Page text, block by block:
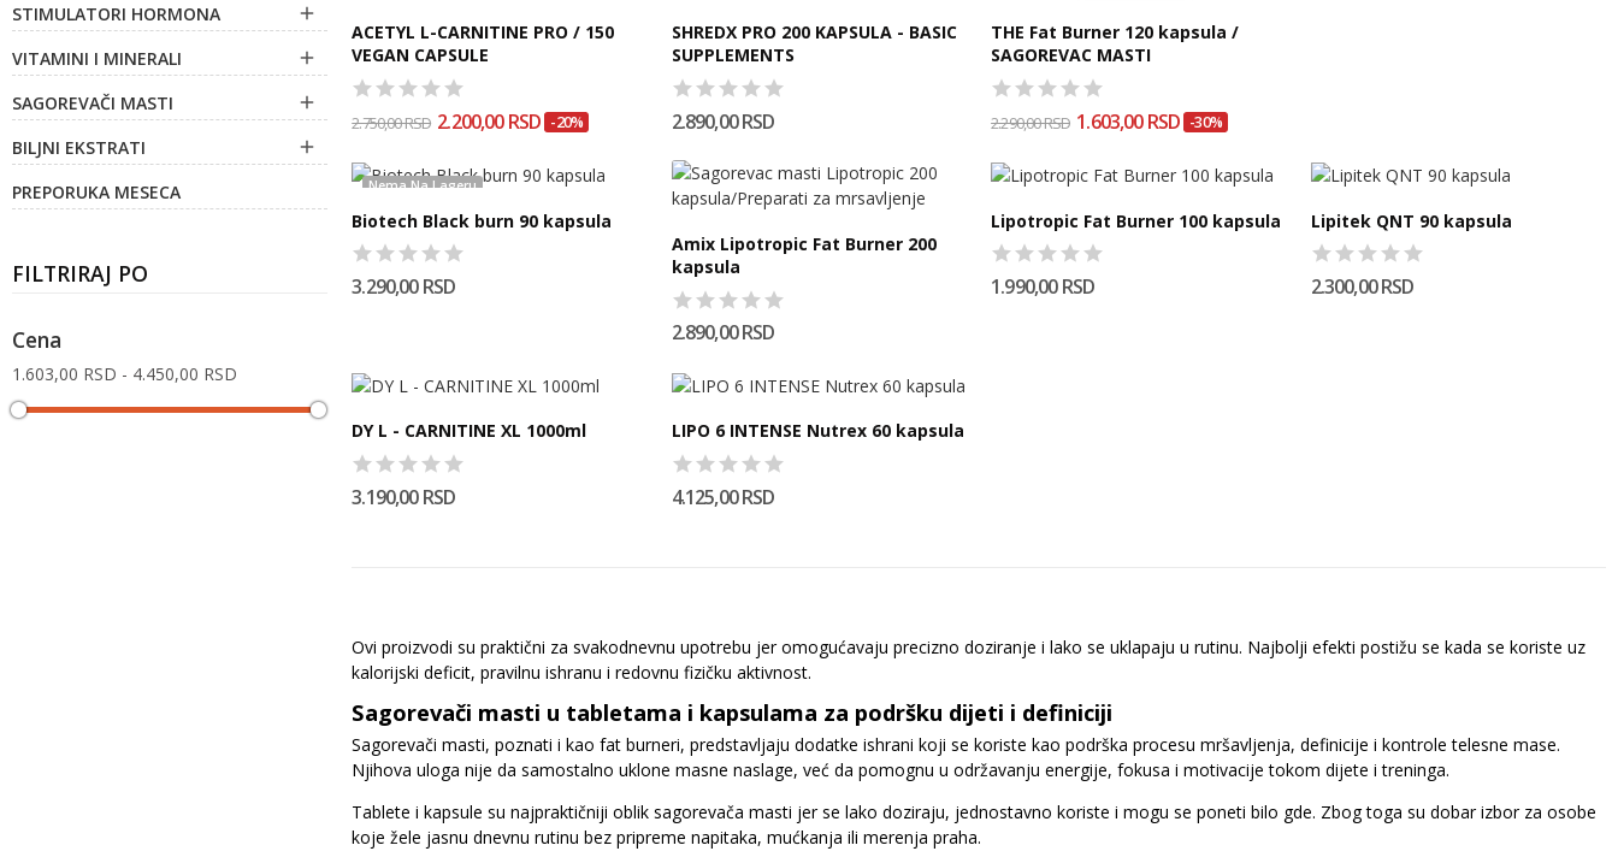
STIMULATORI HORMONA 
VITAMINI I MINERALI 
SAGOREVAČI MASTI 
BILJNI EKSTRATI 
PREPORUKA MESECA
FILTRIRAJ PO
Cena
1.603,00 RSD - 4.450,00 RSD
ACETYL L-CARNITINE PRO / 150
VEGAN CAPSULE
2.750,00 RSD 2.200,00 RSD -20%
SHREDX PRO 200 KAPSULA - BASIC
SUPPLEMENTS
2.890,00 RSD
THE Fat Burner 120 kapsula /
SAGOREVAC MASTI
2.290,00 RSD 1.603,00 RSD -30%
Nema Na Lageru
Biotech Black burn 90 kapsula
3.290,00 RSD
Amix Lipotropic Fat Burner 200
kapsula
2.890,00 RSD
Lipotropic Fat Burner 100 kapsula
1.990,00 RSD
Lipitek QNT 90 kapsula
2.300,00 RSD
DY L - CARNITINE XL 1000ml
3.190,00 RSD
LIPO 6 INTENSE Nutrex 60 kapsula
4.125,00 RSD
Ovi proizvodi su praktični za svakodnevnu upotrebu jer omogućavaju precizno doziranje i lako se uklapaju u rutinu. Najbolji efekti postižu se kada se koriste uz
kalorijski deficit, pravilnu ishranu i redovnu fizičku aktivnost.
Sagorevači masti u tabletama i kapsulama za podršku dijeti i definiciji
Sagorevači masti, poznati i kao fat burneri, predstavljaju dodatke ishrani koji se koriste kao podrška procesu mršavljenja, definicije i kontrole telesne mase.
Njihova uloga nije da samostalno uklone masne naslage, već da pomognu u održavanju energije, fokusa i motivacije tokom dijete i treninga.
Tablete i kapsule su najpraktičniji oblik sagorevača masti jer se lako doziraju, jednostavno koriste i mogu se poneti bilo gde. Zbog toga su dobar izbor za osobe
koje žele jasnu dnevnu rutinu bez pripreme napitaka, mućkanja ili merenja praha.